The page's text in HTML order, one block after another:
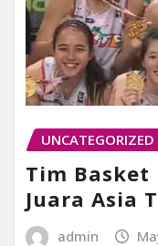
UNCATEGORIZED
Tim
Juara Asia
admin